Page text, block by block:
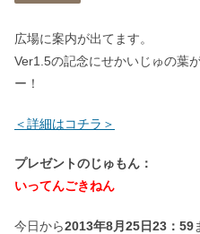
広場に案内が出てます。
Ver1.5の記念にせかいじゅの葉
ー！
＜詳細はコチラ＞
プレゼントのじゅもん：
いってんごきねん
今日から2013年8月25日23：59